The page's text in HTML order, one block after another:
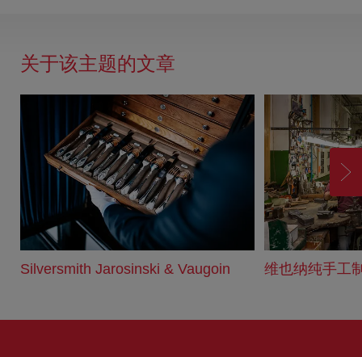
关于该主题的文章
Silversmith Jarosinski & Vaugoin 维也纳纯手工
前
进